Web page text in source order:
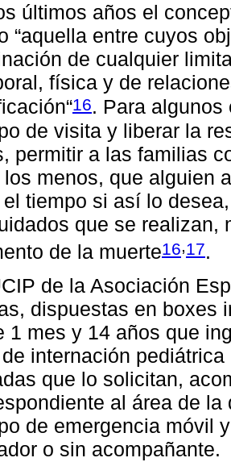
últimos años el
“aquella entre cuyos
de cualquier
física y de
16. Para algunos
de visita y liberar la
permitir a las familias
los menos, que alguien
tiempo si así lo
que se realizan,
de la muerte16 17.
de la Asociación
dispuestas en boxes
1 mes y 14 años que
internación
que lo solicitan,
al área de
de emergencia móvil
o sin acompañante.